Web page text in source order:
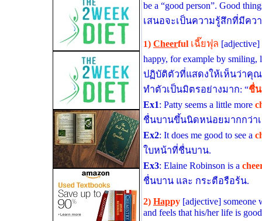
be a “good person”. Good
เสนอจะเป็นความรู้สึกที่มีค
1) Cheerful เฉี๊ยฟุล [adjective]
happy, for example by
ปฏิบัติตัวที่แสดงให้เห็นว่าคุณ
ทําตัวเป็นมิตรอย่างมาก: “ชื่
Ex1: Patty seems a little more
ชื่นบานขึ้นนิดหน่อยมากกว่า
Ex2: It does me good to see a
ใบหน้าที่ชื่นบาน.
Ex3: Elaine Robinson is a
ชื่นบาน และ กระตือรือร้น.
2) Happy [adjective] someone
and feels that his/her life is